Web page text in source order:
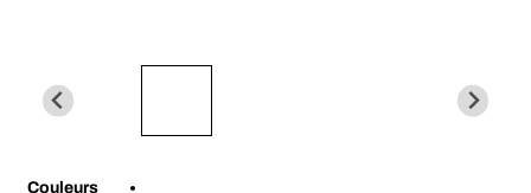
Couleurs